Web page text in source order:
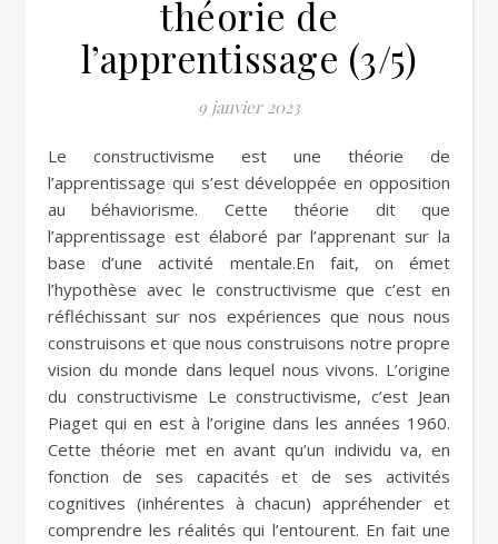
théorie de
l’apprentissage (3/5)
9 janvier 2023
Le constructivisme est une théorie de
l’apprentissage qui s’est développée en opposition
au béhaviorisme. Cette théorie dit que
l’apprentissage est élaboré par l’apprenant sur la
base d’une activité mentale.En fait, on émet
l’hypothèse avec le constructivisme que c’est en
réfléchissant sur nos expériences que nous nous
construisons et que nous construisons notre propre
vision du monde dans lequel nous vivons. L’origine
du constructivisme Le constructivisme, c’est Jean
Piaget qui en est à l’origine dans les années 1960.
Cette théorie met en avant qu’un individu va, en
fonction de ses capacités et de ses activités
cognitives (inhérentes à chacun) appréhender et
comprendre les réalités qui l’entourent. En fait une